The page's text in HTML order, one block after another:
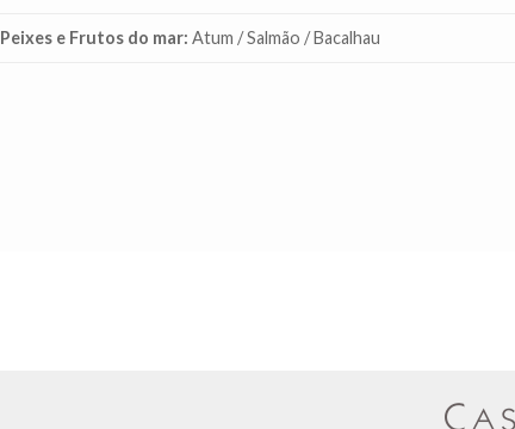
Peixes e Frutos do mar: Atum / Salmão / Bacalhau